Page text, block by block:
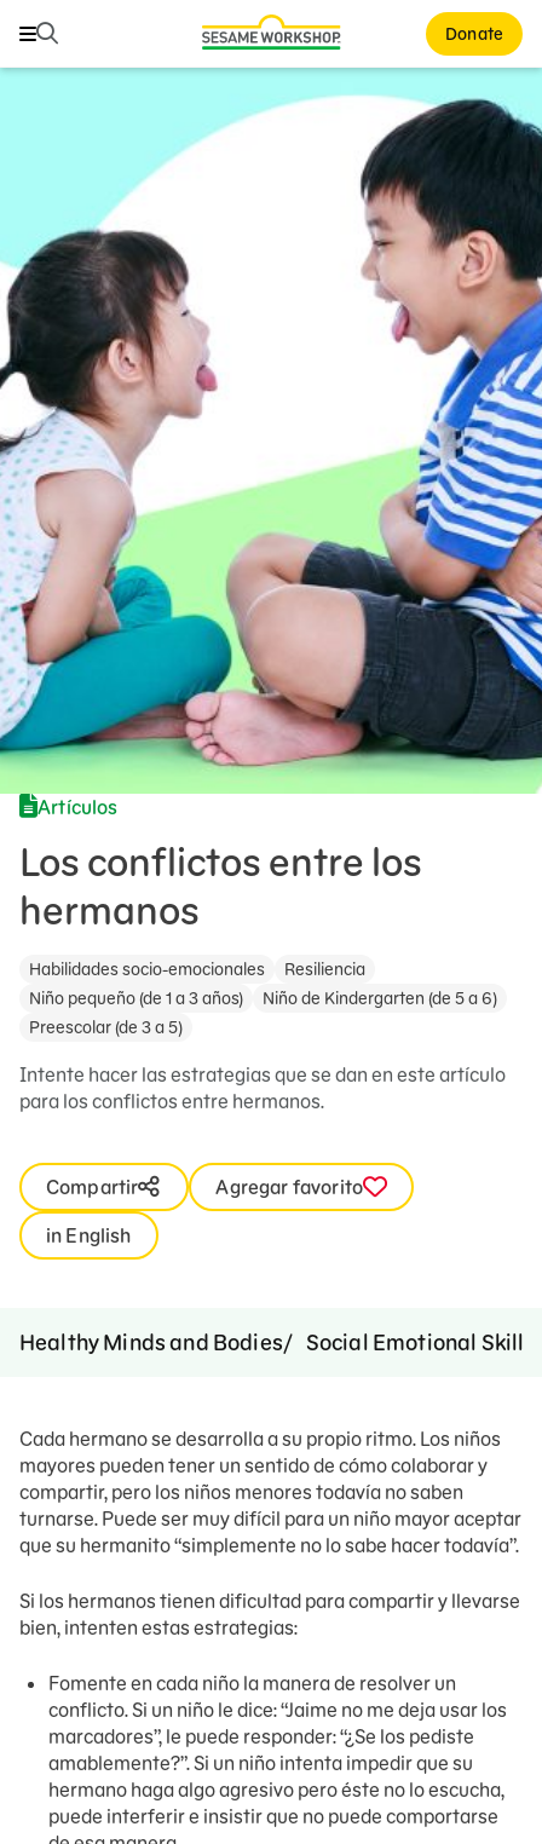
Buscar Donate
Buscar
Healthy Minds and Bodies
Tough Topics
Courses and Webinars
Games and Storybooks
Our Work
About Us
Support Us
Artículos
Los conflictos entre los
hermanos
Habilidades socio-emocionales
Resiliencia
Niño pequeño (de 1 a 3 años)
Niño de Kindergarten (de 5 a 6)
Preescolar (de 3 a 5)
Intente hacer las estrategias que se dan en este artículo
para los conflictos entre hermanos.
Compartir
Agregar favorito
in English
Healthy Minds and Bodies Social Emotional Skills
Cada hermano se desarrolla a su propio ritmo. Los niños
mayores pueden tener un sentido de cómo colaborar y
compartir, pero los niños menores todavía no saben
turnarse. Puede ser muy difícil para un niño mayor aceptar
que su hermanito “simplemente no lo sabe hacer todavía”.
Si los hermanos tienen dificultad para compartir y llevarse
bien, intenten estas estrategias:
Fomente en cada niño la manera de resolver un
conflicto. Si un niño le dice: “Jaime no me deja usar los
marcadores”, le puede responder: “¿Se los pediste
amablemente?”. Si un niño intenta impedir que su
hermano haga algo agresivo pero éste no lo escucha,
puede interferir e insistir que no puede comportarse